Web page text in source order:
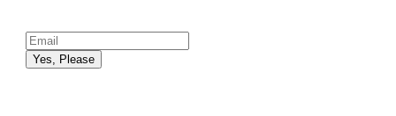
Yes, Please